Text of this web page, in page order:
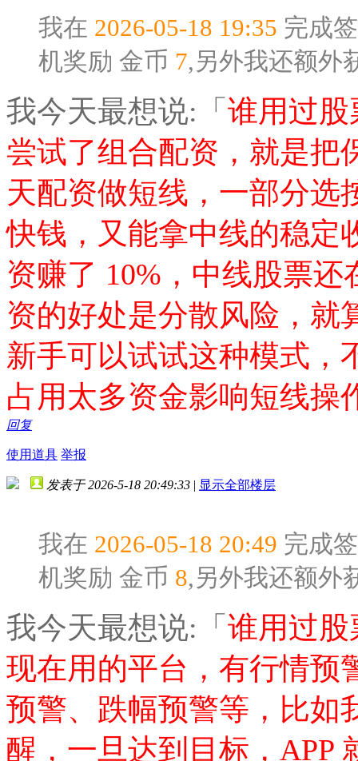
我在 2026-05-18 19:35 完成
机奖励 金币 7,另外我还额外
我今天最想说:「 谁用过
尝试了组合配资，就是把
天配资做短线，一部分选
快钱，又能拿中线的稳定
资赚了 10%，中线股票
资的好处是分散风险，就
新手可以试试这种模式，
占用太多资金影响短线操
回复
使用道具 举报
发表于 2026-5-18 20:49:33 | 显示全部楼层
我在 2026-05-18 20:49 完成
机奖励 金币 8,另外我还额外
我今天最想说:「 谁用过
现在用的平台，有行情预
预警、跌幅预警等，比如
醒，一旦达到目标，APP